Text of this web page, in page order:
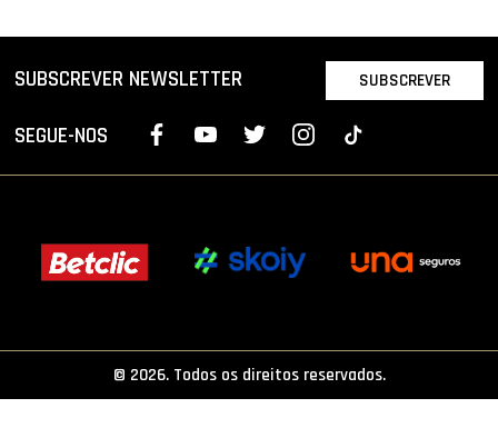
LIGA BETCLIC FEMININA
SUBSCREVER NEWSLETTER SUBSCREVER
SEGUE-NOS
© 2026. Todos os direitos reservados.